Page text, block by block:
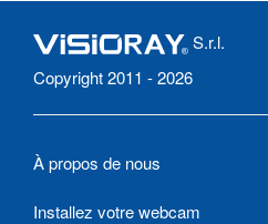
S.r.l.
Copyright 2011 - 2026
À propos de nous
Installez votre webcam